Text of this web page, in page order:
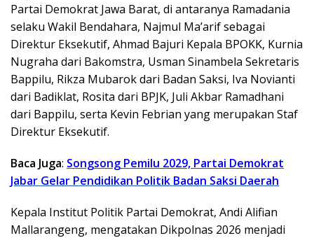
Partai Demokrat Jawa Barat, di antaranya Ramadania
selaku Wakil Bendahara, Najmul Ma’arif sebagai
Direktur Eksekutif, Ahmad Bajuri Kepala BPOKK, Kurnia
Nugraha dari Bakomstra, Usman Sinambela Sekretaris
Bappilu, Rikza Mubarok dari Badan Saksi, Iva Novianti
dari Badiklat, Rosita dari BPJK, Juli Akbar Ramadhani
dari Bappilu, serta Kevin Febrian yang merupakan Staf
Direktur Eksekutif.
Baca Juga: Songsong Pemilu 2029, Partai Demokrat
Jabar Gelar Pendidikan Politik Badan Saksi Daerah
Kepala Institut Politik Partai Demokrat, Andi Alifian
Mallarangeng, mengatakan Dikpolnas 2026 menjadi